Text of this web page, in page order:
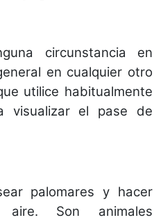
circunstancia en
en cualquier otro
utilice habitualmente
visualizar el pase de
palomares y hacer
Son animales